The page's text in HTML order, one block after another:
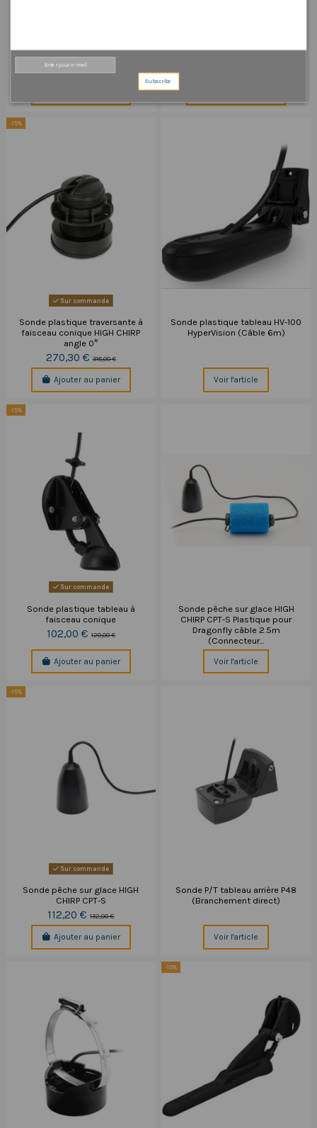
angle 20°
270,30 €318,00 €
-15%
Sur commande
Sonde plastique traversante à
faisceau conique HIGH CHIRP
angle 0°
270,30 € 318,00 €
Ajouter au panier
Sonde plastique tableau HV-100
HyperVision (Câble 6m)
Voir l'article
-15%
Sur commande
Sonde plastique tableau à
faisceau conique
102,00 € 120,00 €
Ajouter au panier
Sonde pêche sur glace HIGH
CHIRP CPT-S Plastique pour
Dragonfly câble 2.5m
(Connecteur...
Voir l'article
-15%
Sur commande
Sonde pêche sur glace HIGH
CHIRP CPT-S
112,20 €132,00 €
Ajouter au panier
Sonde P/T tableau arrière P48
(Branchement direct)
Voir l'article
-15%
Subscribe